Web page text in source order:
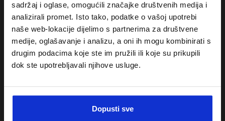
sadržaj i oglase, omogućili značajke društvenih medija i
analizirali promet. Isto tako, podatke o vašoj upotrebi
naše web-lokacije dijelimo s partnerima za društvene
medije, oglašavanje i analizu, a oni ih mogu kombinirati s
drugim podacima koje ste im pružili ili koje su prikupili
dok ste upotrebljavali njihove usluge.
Dopusti sve